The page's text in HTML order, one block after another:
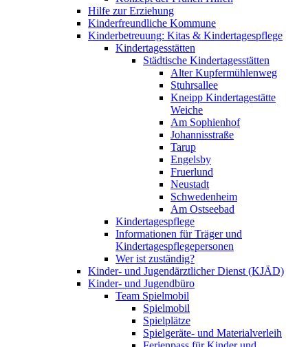
Hilfe zur Erziehung
Kinderfreundliche Kommune
Kinderbetreuung: Kitas & Kindertagespflege
Kindertagesstätten
Städtische Kindertagesstätten
Alter Kupfermühlenweg
Stuhrsallee
Kneipp Kindertagestätte
Weiche
Am Sophienhof
Johannisstraße
Tarup
Engelsby
Fruerlund
Neustadt
Schwedenheim
Am Ostseebad
Kindertagespflege
Informationen für Träger und
Kindertagespflegepersonen
Wer ist zuständig?
Kinder- und Jugendärztlicher Dienst (KJÄD)
Kinder- und Jugendbüro
Team Spielmobil
Spielmobil
Spielplätze
Spielgeräte- und Materialverleih